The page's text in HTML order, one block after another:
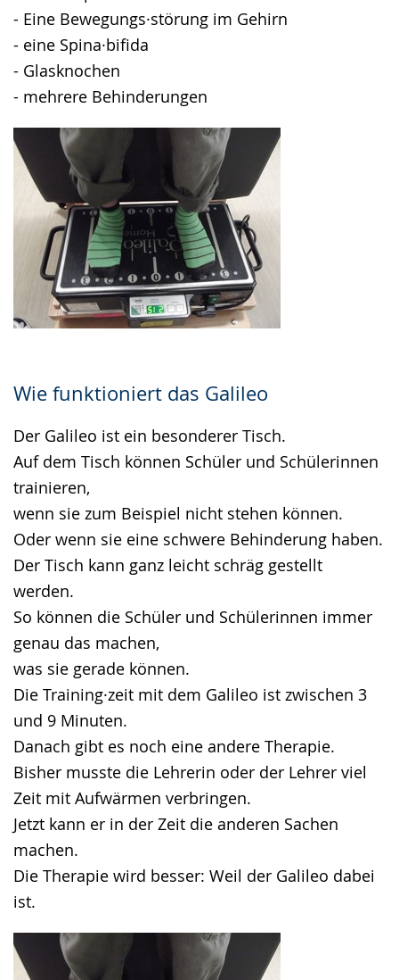
- Eine Bewegungs·störung im Gehirn
- eine Spina·bifida
- Glasknochen
- mehrere Behinderungen
Wie funktioniert das Galileo
Der Galileo ist ein besonderer Tisch.
Auf dem Tisch können Schüler und Schülerinnen
trainieren,
wenn sie zum Beispiel nicht stehen können.
Oder wenn sie eine schwere Behinderung haben.
Der Tisch kann ganz leicht schräg gestellt
werden.
So können die Schüler und Schülerinnen immer
genau das machen,
was sie gerade können.
Die Training·zeit mit dem Galileo ist zwischen 3
und 9 Minuten.
Danach gibt es noch eine andere Therapie.
Bisher musste die Lehrerin oder der Lehrer viel
Zeit mit Aufwärmen verbringen.
Jetzt kann er in der Zeit die anderen Sachen
machen.
Die Therapie wird besser: Weil der Galileo dabei
ist.